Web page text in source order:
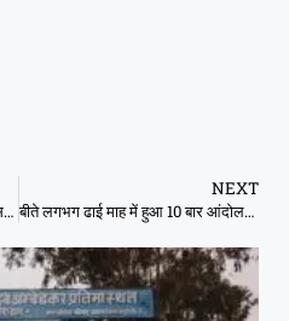
कैंची धाम का 61वां स्थापना दिवस के अवसर पर श्रद्धालुओं की लंबी कतारें
NEXT
बीते लगभग ढाई माह में हुआ 10 बार आंदोलन-कंपनी का लक्ष्य 85 फीसदी से भी कम